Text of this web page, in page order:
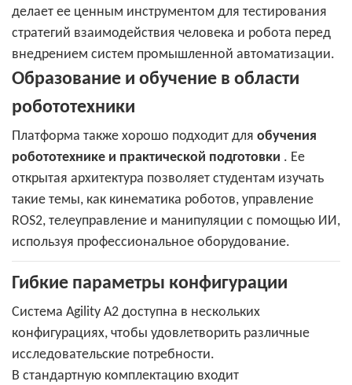
делает ее ценным инструментом для тестирования
стратегий взаимодействия человека и робота перед
внедрением систем промышленной автоматизации.
Образование и обучение в области
робототехники
Платформа также хорошо подходит для обучения
робототехнике и практической подготовки . Ее
открытая архитектура позволяет студентам изучать
такие темы, как кинематика роботов, управление
ROS2, телеуправление и манипуляции с помощью ИИ,
используя профессиональное оборудование.
Гибкие параметры конфигурации
Система Agility A2 доступна в нескольких
конфигурациях, чтобы удовлетворить различные
исследовательские потребности.
В стандартную комплектацию входит